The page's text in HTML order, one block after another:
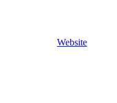
Website